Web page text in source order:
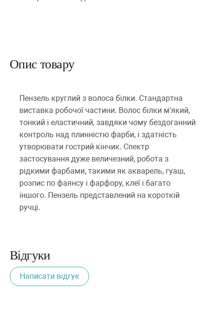
Опис товару
Пензель круглий з волоса білки. Стандартна
виставка робочої частини. Волос білки м'який,
тонкий і еластичний, завдяки чому бездоганний
контроль над плинністю фарби, і здатність
утворювати гострий кінчик. Спектр
застосування дуже величезний, робота з
рідкими фарбами, такими як акварель, гуаш,
розпис по фаянсу і фарфору, клеї і багато
іншого. Пензель представлений на короткій
ручці.
Відгуки
Написати відгук